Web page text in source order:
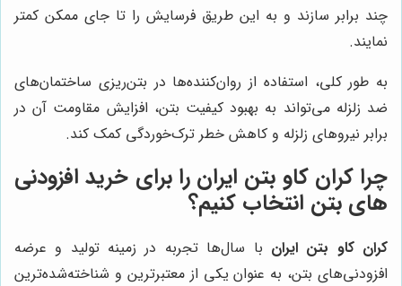
چند برابر سازند و به این طریق فرسایش را تا جای ممکن کمتر
نمایند.
به طور کلی، استفاده از روان‌کننده‌ها در بتن‌ریزی ساختمان‌های
ضد زلزله می‌تواند به بهبود کیفیت بتن، افزایش مقاومت آن در
برابر نیروهای زلزله و کاهش خطر ترک‌خوردگی کمک کند.
چراکران کاو بتن ایران را برای خرید افزودنی
های بتن انتخاب کنیم؟
کران کاو بتن ایران با سال‌ها تجربه در زمینه تولید و عرضه
افزودنی‌های بتن، به عنوان یکی از معتبرترین و شناخته‌شده‌ترین